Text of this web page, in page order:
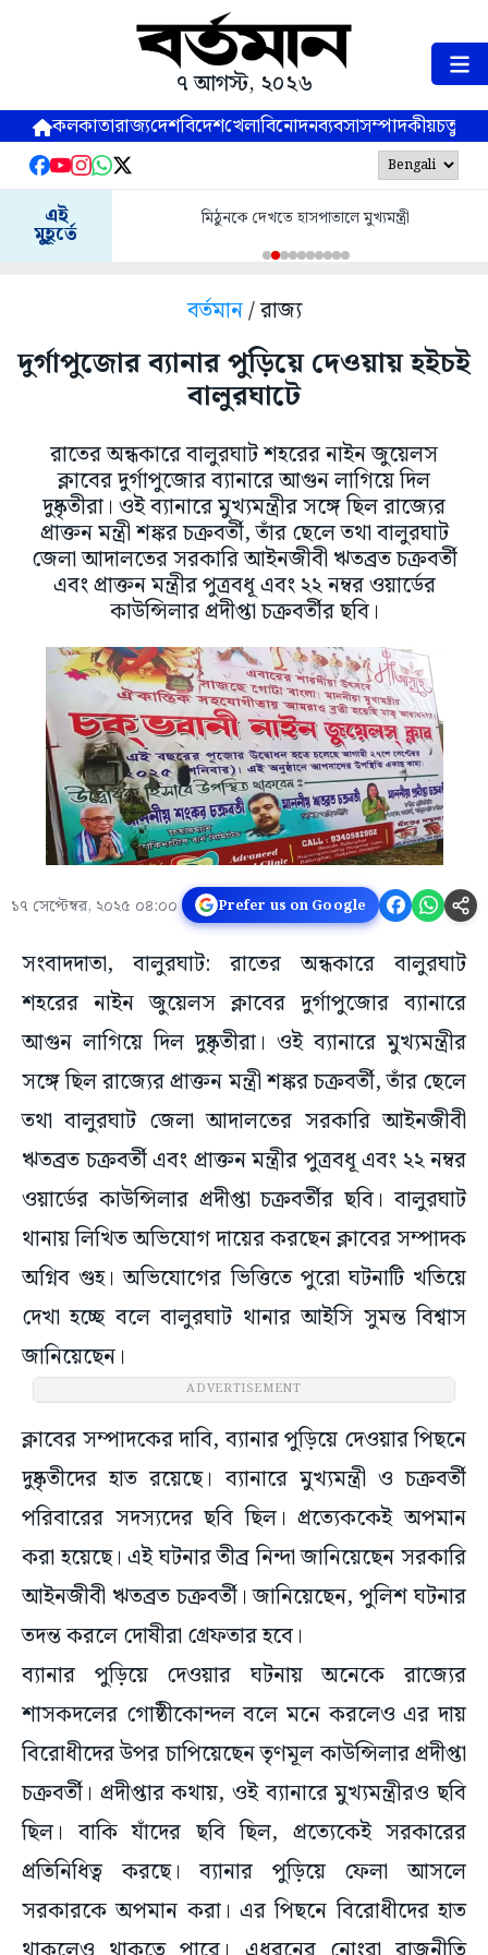
৭ আগস্ট, ২০২৬
কলকাতারাজ্যদেশবিদেশখেলাবিনোদনব্যবসাসম্পাদকীয়
এই
মুহূর্তে
মিঠুনকে দেখতে হাসপাতালে মুখ্যমন্ত্রী
বর্তমান/ রাজ্য
দুর্গাপুজোর ব্যানার পুড়িয়ে দেওয়ায় হইচই
বালুরঘাটে
রাতের অন্ধকারে বালুরঘাট শহরের নাইন জুয়েলস
ক্লাবের দুর্গাপুজোর ব্যানারে আগুন লাগিয়ে দিল
দুষ্কৃতীরা। ওই ব্যানারে মুখ্যমন্ত্রীর সঙ্গে ছিল রাজ্যের
প্রাক্তন মন্ত্রী শঙ্কর চক্রবর্তী, তাঁর ছেলে তথা বালুরঘাট
জেলা আদালতের সরকারি আইনজীবী ঋতব্রত চক্রবর্তী
এবং প্রাক্তন মন্ত্রীর পুত্রবধূ এবং ২২ নম্বর ওয়ার্ডের
কাউন্সিলার প্রদীপ্তা চক্রবর্তীর ছবি।
১৭ সেপ্টেম্বর, ২০২৫ ০৪:০০ Prefer us on Google
সংবাদদাতা, বালুরঘাট: রাতের অন্ধকারে বালুরঘাট
শহরের নাইন জুয়েলস ক্লাবের দুর্গাপুজোর ব্যানারে
আগুন লাগিয়ে দিল দুষ্কৃতীরা। ওই ব্যানারে মুখ্যমন্ত্রীর
সঙ্গে ছিল রাজ্যের প্রাক্তন মন্ত্রী শঙ্কর চক্রবর্তী, তাঁর ছেলে
তথা বালুরঘাট জেলা আদালতের সরকারি আইনজীবী
ঋতব্রত চক্রবর্তী এবং প্রাক্তন মন্ত্রীর পুত্রবধূ এবং ২২ নম্বর
ওয়ার্ডের কাউন্সিলার প্রদীপ্তা চক্রবর্তীর ছবি। বালুরঘাট
থানায় লিখিত অভিযোগ দায়ের করছেন ক্লাবের সম্পাদক
অগ্নিব গুহ। অভিযোগের ভিত্তিতে পুরো ঘটনাটি খতিয়ে
দেখা হচ্ছে বলে বালুরঘাট থানার আইসি সুমন্ত বিশ্বাস
জানিয়েছেন।
ADVERTISEMENT
ক্লাবের সম্পাদকের দাবি, ব্যানার পুড়িয়ে দেওয়ার পিছনে
দুষ্কৃতীদের হাত রয়েছে। ব্যানারে মুখ্যমন্ত্রী ও চক্রবর্তী
পরিবারের সদস্যদের ছবি ছিল। প্রত্যেককেই অপমান
করা হয়েছে। এই ঘটনার তীব্র নিন্দা জানিয়েছেন সরকারি
আইনজীবী ঋতব্রত চক্রবর্তী। জানিয়েছেন, পুলিশ ঘটনার
তদন্ত করলে দোষীরা গ্রেফতার হবে।
ব্যানার পুড়িয়ে দেওয়ার ঘটনায় অনেকে রাজ্যের
শাসকদলের গোষ্ঠীকোন্দল বলে মনে করলেও এর দায়
বিরোধীদের উপর চাপিয়েছেন তৃণমূল কাউন্সিলার প্রদীপ্তা
চক্রবর্তী। প্রদীপ্তার কথায়, ওই ব্যানারে মুখ্যমন্ত্রীরও ছবি
ছিল। বাকি যাঁদের ছবি ছিল, প্রত্যেকেই সরকারের
প্রতিনিধিত্ব করছে। ব্যানার পুড়িয়ে ফেলা আসলে
সরকারকে অপমান করা। এর পিছনে বিরোধীদের হাত